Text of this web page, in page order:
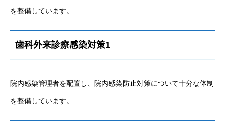
を整備しています。
歯科外来診療感染対策1
院内感染管理者を配置し、院内感染防止対策について十分な体制
を整備しています。